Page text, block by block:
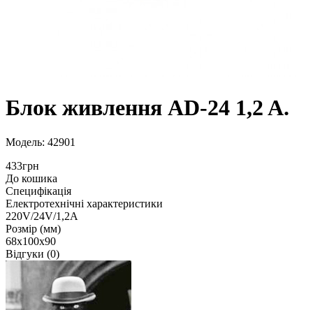
Блок живлення AD-24 1,2 A.
Модель: 42901
433грн
До кошика
Специфікація
Електротехнічні характеристики
220V/24V/1,2A
Розмір (мм)
68х100х90
Відгуки (0)